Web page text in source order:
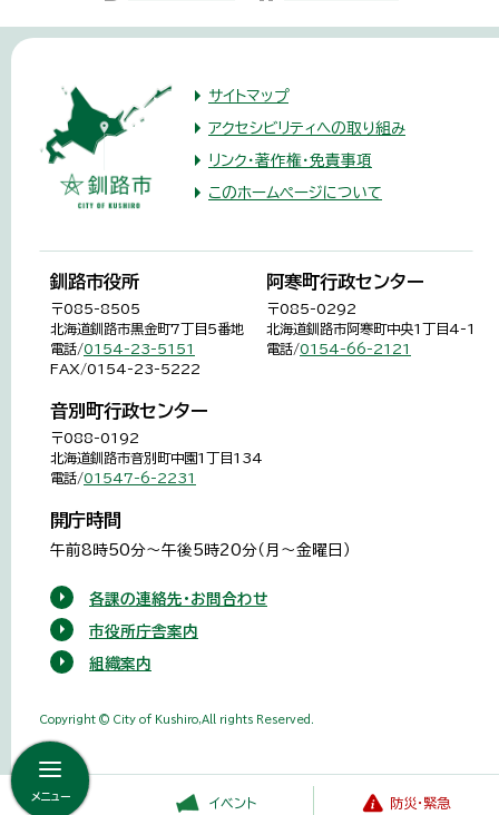
メニュー イベント 防災・緊急
サイトマップ
アクセシビリティへの取り組み
リンク・著作権・免責事項
このホームページについて
釧路市役所
〒085-8505
北海道釧路市黒金町7丁目5番地
電話/0154-23-5151
FAX/0154-23-5222
阿寒町行政センター
〒085-0292
北海道釧路市阿寒町中央1丁目4-1
電話/0154-66-2121
音別町行政センター
〒088-0192
北海道釧路市音別町中園1丁目134
電話/01547-6-2231
開庁時間
午前8時50分～午後5時20分（月～金曜日）
各課の連絡先・お問合わせ
市役所庁舎案内
組織案内
Copyright © City of Kushiro,All rights Reserved.